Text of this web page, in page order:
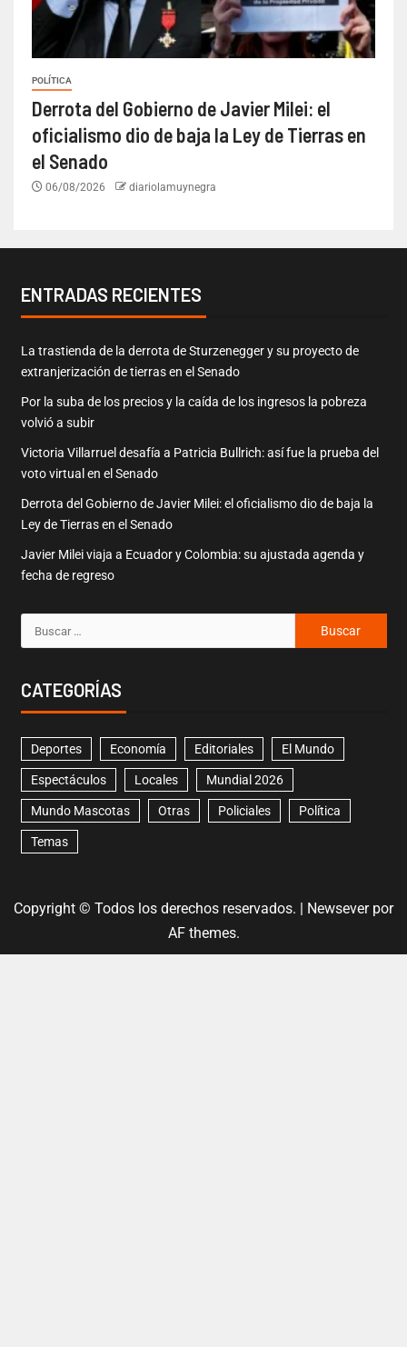
POLÍTICA
Derrota del Gobierno de Javier Milei: el
oficialismo dio de baja la Ley de Tierras en
el Senado
06/08/2026 diariolamuynegra
ENTRADAS RECIENTES
La trastienda de la derrota de Sturzenegger y su proyecto de
extranjerización de tierras en el Senado
Por la suba de los precios y la caída de los ingresos la pobreza
volvió a subir
Victoria Villarruel desafía a Patricia Bullrich: así fue la prueba del
voto virtual en el Senado
Derrota del Gobierno de Javier Milei: el oficialismo dio de baja la
Ley de Tierras en el Senado
Javier Milei viaja a Ecuador y Colombia: su ajustada agenda y
fecha de regreso
CATEGORÍAS
Deportes Economía Editoriales El Mundo
Espectáculos Locales Mundial 2026
Mundo Mascotas Otras Policiales Política
Temas
Copyright © Todos los derechos reservados. Newseverpor
AF themes.